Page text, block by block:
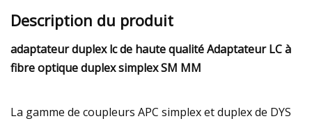
Description du produit
adaptateur duplex lc de haute qualité Adaptateur LC à
fibre optique duplex simplex SM MM
La gamme de coupleurs APC simplex et duplex de DYS